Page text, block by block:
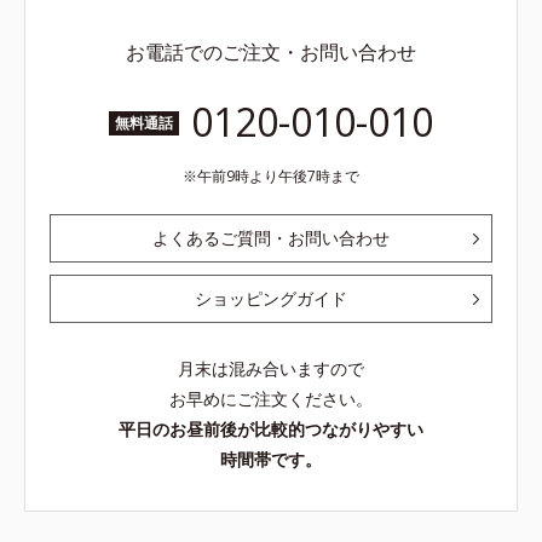
お電話でのご注文・お問い合わせ
無料通話 0120-010-010
午前9時より午後7時まで
よくあるご質問・お問い合わせ
ショッピングガイド
月末は混み合いますので
お早めにご注文ください。
平日のお昼前後が比較的つながりやすい
時間帯です。